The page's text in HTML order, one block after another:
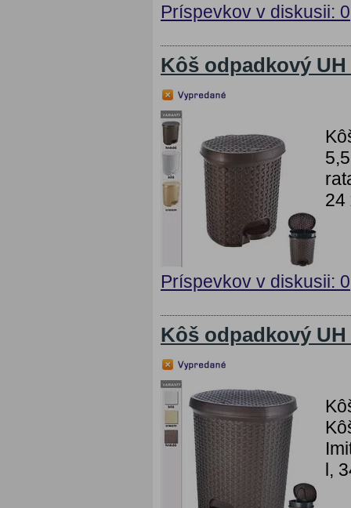
Príspevkov v diskusii: 0
Kôš odpadkový UH
24
Príspevkov v diskusii: 0
Kôš odpadkový
l,